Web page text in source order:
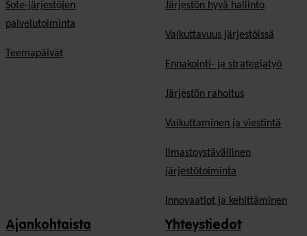
Sote-järjestöjen
palvelutoiminta
Teemapäivät
Järjestön hyvä hallinto
Vaikuttavuus järjestöissä
Ennakointi- ja strategiatyö
Järjestön rahoitus
Vaikuttaminen ja viestintä
Ilmastoystävällinen
järjestötoiminta
Innovaatiot ja kehittäminen
Ajankohtaista Yhteystiedot